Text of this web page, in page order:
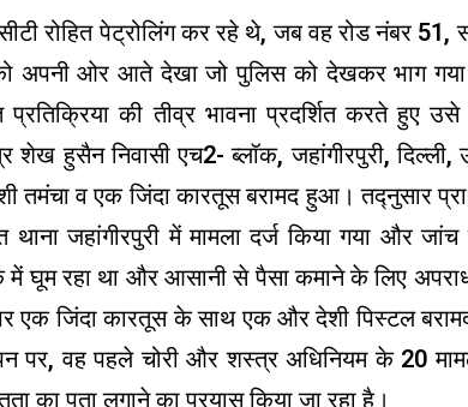
रोहित पेट्रोलिंग कर रहे थे, जब वह रोड नंबर 51,
अपनी ओर आते देखा जो पुलिस को देखकर भाग
की तीव्र भावना प्रदर्शित करते हुए
हुसैन निवासी एच2- ब्लॉक, जहांगीरपुरी,
व एक जिंदा कारतूस बरामद हुआ। तद्नुसार
जहांगीरपुरी में मामला दर्ज किया गया और
घूम रहा था और आसानी से पैसा कमाने के लिए
एक जिंदा कारतूस के साथ एक और देशी पिस्टल
पर, वह पहले चोरी और शस्त्र अधिनियम के 20
का पता लगाने का प्रयास किया जा रहा है।